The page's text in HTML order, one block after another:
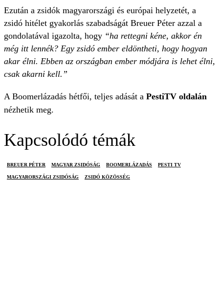
Ezután a zsidók magyarországi és európai helyzetét, a
zsidó hitélet gyakorlás szabadságát Breuer Péter azzal a
gondolatával igazolta, hogy “ha rettegni kéne, akkor én
még itt lennék? Egy zsidó ember eldöntheti, hogy hogyan
akar élni. Ebben az országban ember módjára is lehet élni,
csak akarni kell.”
A Boomerlázadás hétfői, teljes adását a PestiTV oldalán
nézhetik meg.
Kapcsolódó témák
BREUER PÉTER MAGYAR ZSIDÓSÁG BOOMERLÁZADÁS PESTI TV
MAGYARORSZÁGI ZSIDÓSÁG ZSIDÓ KÖZÖSSÉG